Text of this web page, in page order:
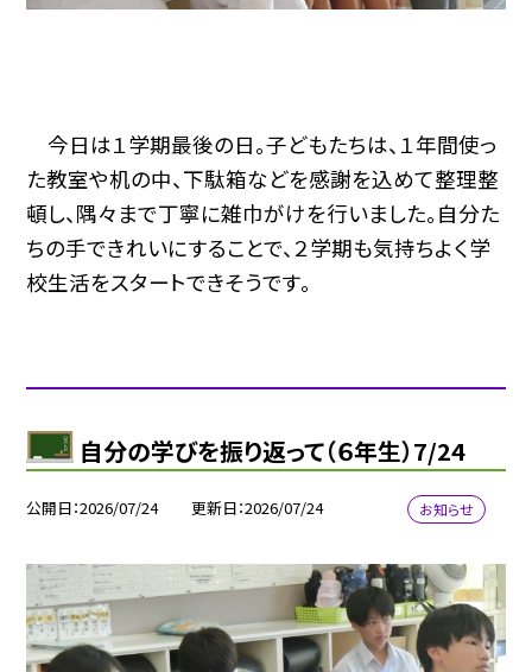
今日は１学期最後の日。子どもたちは、１年間使っ
た教室や机の中、下駄箱などを感謝を込めて整理整
頓し、隅々まで丁寧に雑巾がけを行いました。自分た
ちの手できれいにすることで、２学期も気持ちよく学
校生活をスタートできそうです。
自分の学びを振り返って（６年生）7/24
公開日 2026/07/24 更新日 2026/07/24 お知らせ